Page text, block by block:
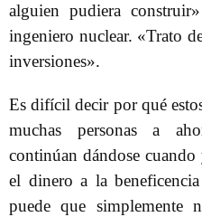
alguien pudiera
ingeniero nuclear. «Trato
inversiones».
Es difícil decir por qué
muchas personas a
continúan dándose
el dinero a la
puede que simplemente